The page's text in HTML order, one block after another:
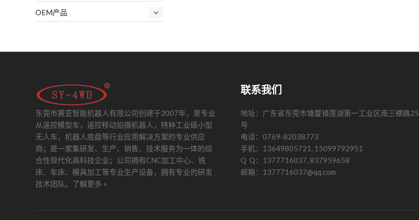
OEM产品
东莞市赛亚智能机器人有限公司创建于2007年，是专业
从遥控模型车，遥控移动拍摄机器人，特种工业级小型
无人车，机器人底盘等行业应用解决方案的专业供应
商；是一家集研发、生产、销售、技术服务为一体的综
合性现代化高科技企业；公司拥有CNC加工中心、铣
床、车床、模具加工等专业生产设备，拥有专业的研发
技术团队。 了解更多 »
联系我们
地址：广东省东莞市塘厦镇莲湖第一工业区南三横路25
号
电话：0769-82038773
手机：13649805721, 15099792951
Q Q：1377716037, 837959658
邮箱：1377716037@qq.com